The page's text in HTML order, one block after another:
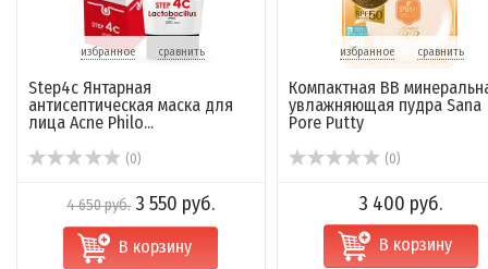
избранное сравнить
Step4c Янтарная
антисептическая маска для
лица Acne Philo...
(0)
4 650 руб. 3 550 руб.
В корзину
избранное сравнить
Компактная BB
увлажняющая пудра Sana
Pore Putty
(0)
3 400 руб.
В корзину